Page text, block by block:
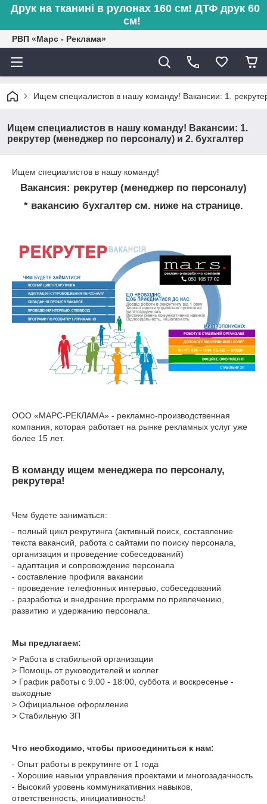
Друк на тканині в рулонах 160 см! ДТФ друк 60
см!
РВП «Марс - Реклама»
Ищем специалистов в нашу команду! Вакансии: 1.
Ищем специалистов в нашу команду! Вакансии: 1.
рекрутер (менеджер по персоналу) и 2. бухгалтер
Ищем специалистов в нашу команду!
Вакансия: рекрутер (менеджер по персоналу)
* вакансию бухгалтер см. ниже на странице.
ООО «МАРС-РЕКЛАМА» - рекламно-производственная
компания, которая работает на рынке рекламных услуг уже
более 15 лет.
В команду ищем менеджера по персоналу,
рекрутера!
Чем будете заниматься:
- полный цикл рекрутинга (активный поиск, составление
текста вакансий, работа с сайтами по поиску персонала,
организация и проведение собеседований)
- адаптация и сопровождение персонала
- составление профиля вакансии
- проведение телефонных интервью, собеседований
- разработка и внедрение программ по привлечению,
развитию и удержанию персонала.
Мы предлагаем:
> Работа в стабильной организации
> Помощь от руководителей и коллег
> График работы с 9.00 - 18:00, суббота и воскресенье -
выходные
> Официальное оформление
> Стабильную ЗП
Что необходимо, чтобы присоединиться к нам:
- Опыт работы в рекрутинге от 1 года
- Хорошие навыки управления проектами и многозадачность
- Высокий уровень коммуникативних навыков,
ответственность, инициативность!